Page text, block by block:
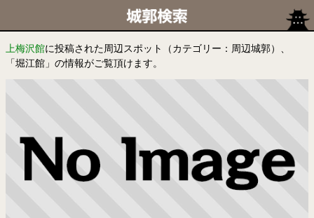
上梅沢館に投稿された周辺スポット（カテゴリー：周辺城郭）、
「堀江館」の情報がご覧頂けます。